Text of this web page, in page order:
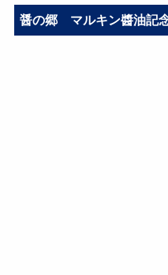
醤の郷 マルキン醬油記